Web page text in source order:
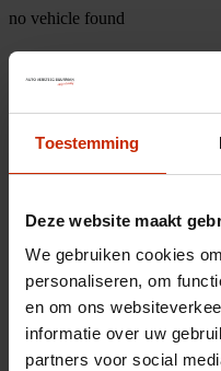
Toestemming
Deze website maakt
We gebruiken cookies
personaliseren, om
en om ons
informatie over uw
partners voor social
no vehicle found